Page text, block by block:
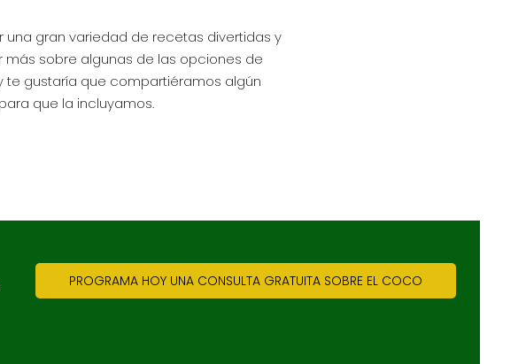
gran variedad de recetas divertidas y
sobre algunas de las opciones de
te gustaría que compartiéramos algún
que la incluyamos.
PROGRAMA HOY UNA CONSULTA GRATUITA SOBRE EL COCO